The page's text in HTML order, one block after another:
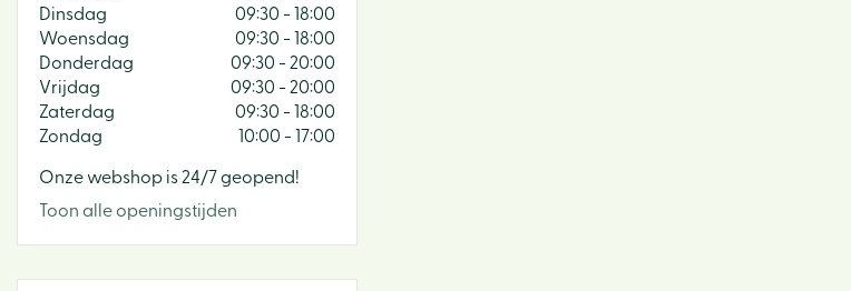
Dinsdag
09:30 - 18:00
Woensdag
09:30 - 18:00
Donderdag
09:30 - 20:00
Vrijdag
09:30 - 20:00
Zaterdag
09:30 - 18:00
Zondag
10:00 - 17:00
Onze webshop is 24/7 geopend!
Toon alle openingstijden